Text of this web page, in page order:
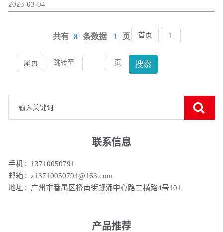
2023-03-04
共有 8 条数据 1 页 首页 1
尾页 跳转至 页 搜索
联系信息
手机：13710050791
邮箱：z13710050791@163.com
地址：广州市番禺区桥南街蚬涌中心路二横路4号101
产品推荐